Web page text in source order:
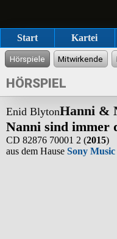
Start Kartei
HÖRSPIEL
Enid BlytonHanni &
Nanni sind immer
CD 82876 70001 2 (2015)
aus dem Hause Sony